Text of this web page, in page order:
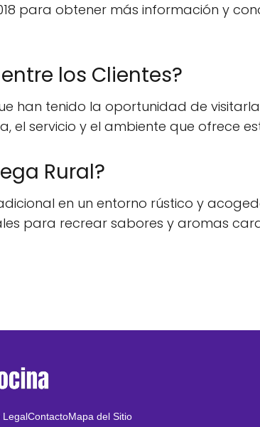
para obtener más información y
los Clientes?
han tenido la oportunidad de
el servicio y el ambiente que ofrece
Rural?
en un entorno rústico y
para recrear sabores y aromas
LegalContactoMapa del Sitio